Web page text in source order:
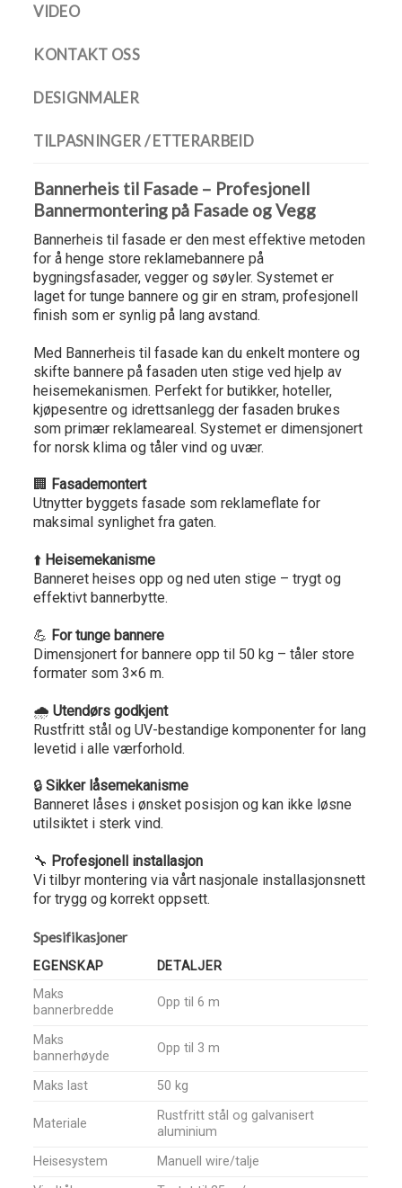
VIDEO
KONTAKT OSS
DESIGNMALER
TILPASNINGER / ETTERARBEID
Bannerheis til Fasade – Profesjonell
Bannermontering på Fasade og Vegg
Bannerheis til fasade er den mest effektive metoden
for å henge store reklamebannere på
bygningsfasader, vegger og søyler. Systemet er
laget for tunge bannere og gir en stram, profesjonell
finish som er synlig på lang avstand.
Med Bannerheis til fasade kan du enkelt montere og
skifte bannere på fasaden uten stige ved hjelp av
heisemekanismen. Perfekt for butikker, hoteller,
kjøpesentre og idrettsanlegg der fasaden brukes
som primær reklameareal. Systemet er dimensjonert
for norsk klima og tåler vind og uvær.
🏢 Fasademontert
Utnytter byggets fasade som reklameflate for
maksimal synlighet fra gaten.
⬆️ Heisemekanisme
Banneret heises opp og ned uten stige – trygt og
effektivt bannerbytte.
💪 For tunge bannere
Dimensjonert for bannere opp til 50 kg – tåler store
formater som 3×6 m.
🌧️Utendørs godkjent
Rustfritt stål og UV-bestandige komponenter for lang
levetid i alle værforhold.
🔒Sikker låsemekanisme
Banneret låses i ønsket posisjon og kan ikke løsne
utilsiktet i sterk vind.
🔧 Profesjonell installasjon
Vi tilbyr montering via vårt nasjonale installasjonsnett
for trygg og korrekt oppsett.
Spesifikasjoner
EGENSKAP
DETALJER
Maks
bannerbredde
Opp til 6 m
Maks
bannerhøyde
Opp til 3 m
Maks last 50 kg
Materiale
Rustfritt stål og galvanisert
aluminium
Heisesystem
Manuell wire/talje